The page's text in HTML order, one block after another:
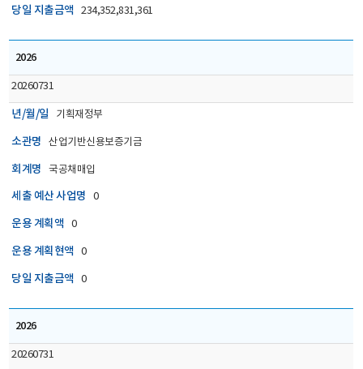
당일 지출금액 234,352,831,361
2026
20260731
년/월/일 기획재정부
소관명 산업기반신용보증기금
회계명 국공채매입
세출 예산 사업명 0
운용 계획액 0
운용 계획현액 0
당일 지출금액 0
2026
20260731